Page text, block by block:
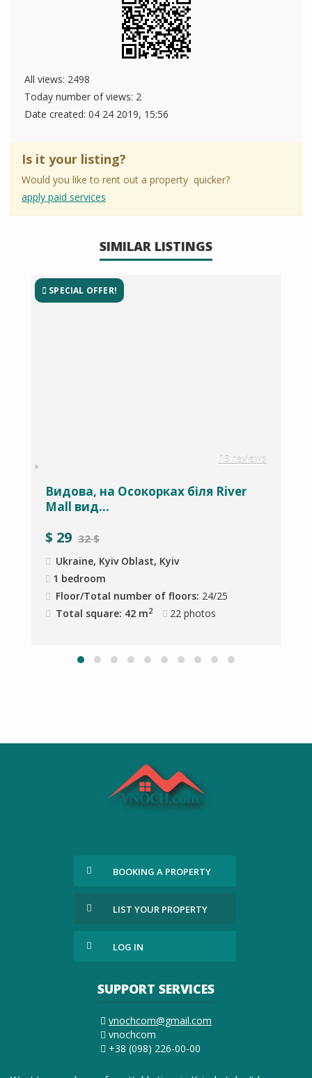
All views: 2498
Today number of views: 2
Date created: 04 24 2019, 15:56
Is it your listing?
Would you like to rent out a property quicker?
apply paid services
SIMILAR LISTINGS
SPECIAL OFFER!
13 reviews
Видова, на Осокорках біля River
Mall вид...
$ 29 32 $
Ukraine, Kyiv Oblast, Kyiv
1 bedroom
Floor/Total number of floors: 24/25
Total square: 42 m2 22 photos
BOOKING A PROPERTY
LIST YOUR PROPERTY
LOG IN
SUPPORT SERVICES
vnochcom@gmail.com
vnochcom
+38 (098) 226-00-00